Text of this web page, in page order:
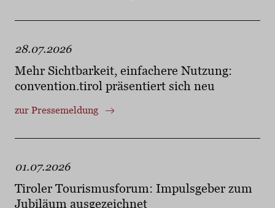
28.07.2026
Mehr Sichtbarkeit, einfachere Nutzung:
convention.tirol präsentiert sich neu
zur Pressemeldung
01.07.2026
Tiroler Tourismusforum: Impulsgeber zum
Jubiläum ausgezeichnet